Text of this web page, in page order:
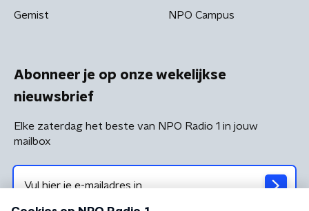
Gemist NPO Campus
Abonneer je op onze wekelijkse
nieuwsbrief
Elke zaterdag het beste van NPO Radio 1 in jouw
mailbox